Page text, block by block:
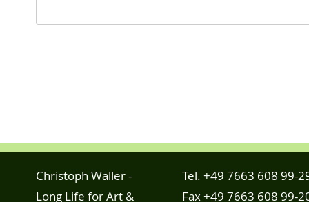
Christoph Waller -
Long Life for Art &
Tel. +49 7663 608 99-
Fax +49 7663 608 99-